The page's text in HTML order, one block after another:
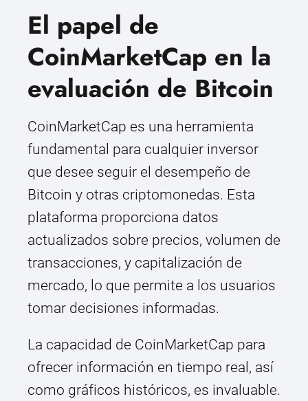
El papel de
CoinMarketCap en la
evaluación de Bitcoin
CoinMarketCap es una herramienta
fundamental para cualquier inversor
que desee seguir el desempeño de
Bitcoin y otras criptomonedas. Esta
plataforma proporciona datos
actualizados sobre precios, volumen de
transacciones, y capitalización de
mercado, lo que permite a los usuarios
tomar decisiones informadas.
La capacidad de CoinMarketCap para
ofrecer información en tiempo real, así
como gráficos históricos, es invaluable.